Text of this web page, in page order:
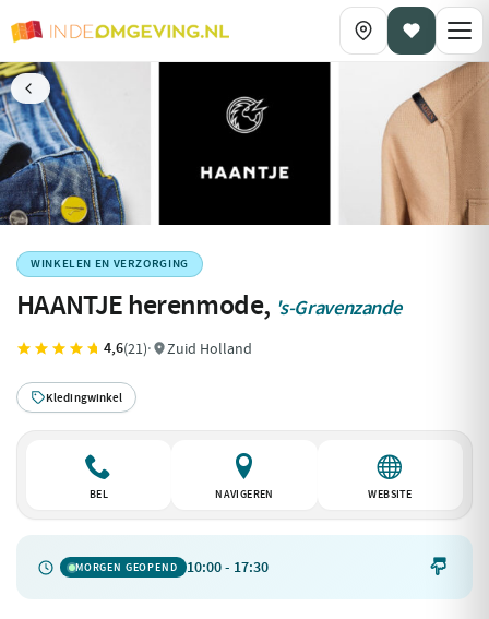
WINKELEN EN VERZORGING
HAANTJE herenmode, 's-Gravenzande
4,6(21)· Zuid Holland
Kledingwinkel
BEL NAVIGEREN WEBSITE
MORGEN GEOPEND 10:00 - 17:30 